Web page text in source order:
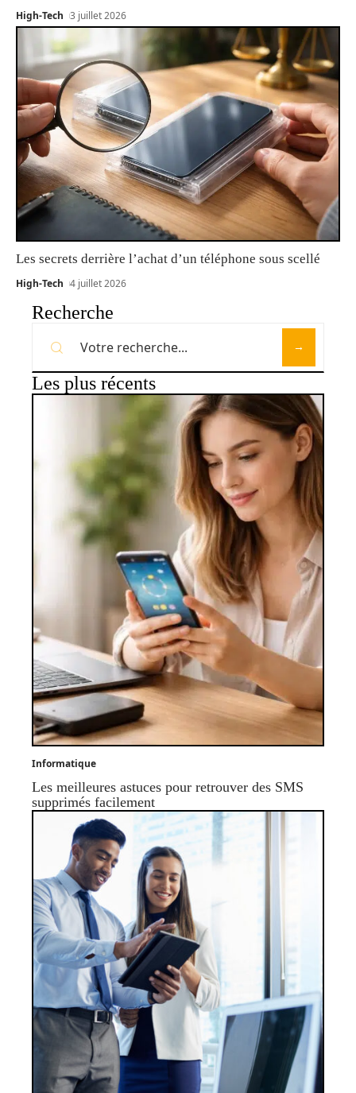
High-Tech 3 juillet 2026
Les secrets derrière l’achat d’un téléphone sous scellé
High-Tech 4 juillet 2026
Recherche
Les plus récents
Informatique
Les meilleures astuces pour retrouver des SMS
supprimés facilement